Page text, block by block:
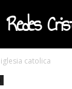
Redes
iglesia catolica